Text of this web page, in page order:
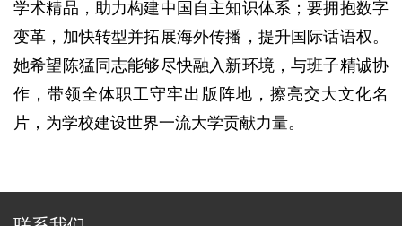
学术精品，助力构建中国自主知识体系；要拥抱数字
变革，加快转型并拓展海外传播，提升国际话语权。
她希望陈猛同志能够尽快融入新环境，与班子精诚协
作，带领全体职工守牢出版阵地，擦亮交大文化名
片，为学校建设世界一流大学贡献力量。